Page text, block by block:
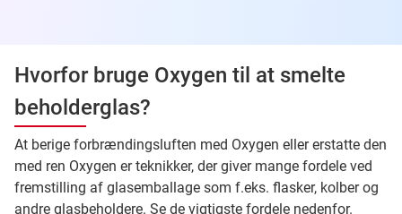
Hvorfor bruge Oxygen til at smelte
beholderglas?
At berige forbrændingsluften med Oxygen eller erstatte den
med ren Oxygen er teknikker, der giver mange fordele ved
fremstilling af glasemballage som f.eks. flasker, kolber og
andre glasbeholdere. Se de vigtigste fordele nedenfor.